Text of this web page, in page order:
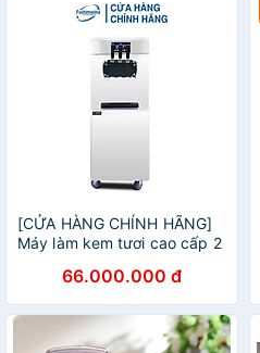
[CỬA HÀNG CHÍNH HÃNG]
Máy làm kem tươi cao cấp 2
66.000.000 đ